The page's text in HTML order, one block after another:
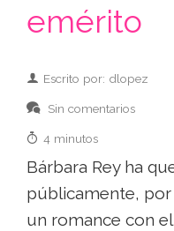
emérito
Escrito por: dlopez
Sin comentarios
4 minutos
Bárbara Rey ha
públicamente,
un romance con